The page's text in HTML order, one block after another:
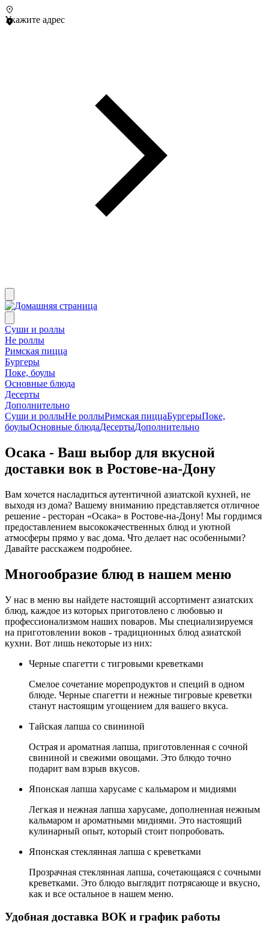
Укажите адрес
Суши и роллы
Не роллы
Римская пицца
Бургеры
Поке, боулы
Основные блюда
Десерты
Дополнительно
Суши и роллыНе роллыРимская пиццаБургерыПоке,
боулыОсновные блюдаДесертыДополнительно
Осака - Ваш выбор для вкусной
доставки вок в Ростове-на-Дону
Вам хочется насладиться аутентичной азиатской кухней, не
выходя из дома? Вашему вниманию представляется отличное
решение - ресторан «Осака» в Ростове-на-Дону! Мы гордимся
предоставлением высококачественных блюд и уютной
атмосферы прямо у вас дома. Что делает нас особенными?
Давайте расскажем подробнее.
Многообразие блюд в нашем меню
У нас в меню вы найдете настоящий ассортимент азиатских
блюд, каждое из которых приготовлено с любовью и
профессионализмом наших поваров. Мы специализируемся
на приготовлении воков - традиционных блюд азиатской
кухни. Вот лишь некоторые из них:
Черные спагетти с тигровыми креветками
Смелое сочетание морепродуктов и специй в одном
блюде. Черные спагетти и нежные тигровые креветки
станут настоящим угощением для вашего вкуса.
Тайская лапша со свининой
Острая и ароматная лапша, приготовленная с сочной
свининой и свежими овощами. Это блюдо точно
подарит вам взрыв вкусов.
Японская лапша харусаме с кальмаром и мидиями
Легкая и нежная лапша харусаме, дополненная нежным
кальмаром и ароматными мидиями. Это настоящий
кулинарный опыт, который стоит попробовать.
Японская стеклянная лапша с креветками
Прозрачная стеклянная лапша, сочетающаяся с сочными
креветками. Это блюдо выглядит потрясающе и вкусно,
как и все остальное в нашем меню.
Удобная доставка ВОК и график работы